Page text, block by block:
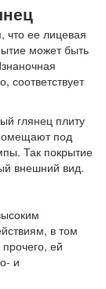
что ее лицевая
может быть
соответствует
глянец плиту
под
Так покрытие
внешний вид.
в том
ей
и